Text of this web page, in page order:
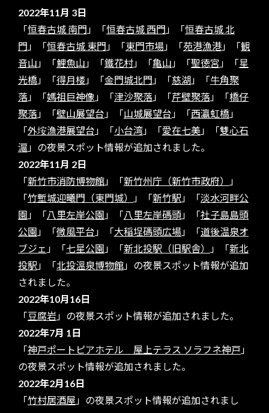
2022年11月 3日
「恒春古城 南門 」「恒春古城 西門 」「恒春古城 北
門 」「恒春古城 東門 」「東門市場 」「苑港漁港」「観
音山 」「鯉魚山 」「鐵花村」「亀山 」「聖徳宮 」「星
光橋」「得月楼」「金門城北門 」「慈湖 」「牛角聚
落」「媽祖巨神像 」「津沙聚落」「芹壁聚落」「橋仔
聚落」「壁山展望台 」「山城展望台 」「西瀛虹橋」
「外垵漁港展望台 」「小台湾」「愛在七美」「雙心石
滬」の夜景スポット情報が追加されました。
2022年11月 2日
「新竹市消防博物館」「新竹州庁（新竹市政府）
」
「竹塹城迎曦門（東門城） 」「新竹駅 」「淡水河畔公
園 」「八里左岸公園 」「八里左岸碼頭」「社子島島頭
公園 」「微風平台 」「大稲埕碼頭広場 」「道後温泉オ
ブジェ 」「七星公園 」「新北投駅（旧駅舎） 」「新北
投駅 」「北投溫泉博物館」の夜景スポット情報が追加
されました。
2022年10月16日
「豆腐岩」の夜景スポット情報が追加されました。
2022年7月 1日
「神戸ポートピアホテル 屋上テラス ソラフネ神戸 」
の夜景スポット情報が追加されました。
2022年2月16日
「竹村居酒屋 」の夜景スポット情報が追加されまし